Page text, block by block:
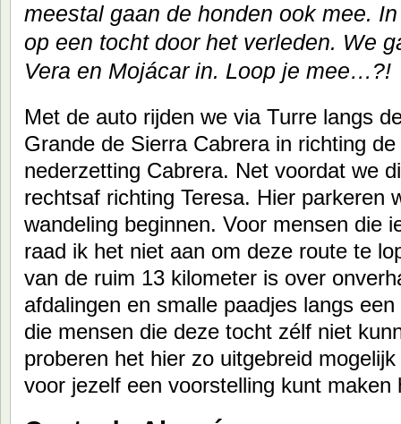
meestal gaan de honden ook mee.
op een tocht door het verleden. We
Vera en Mojácar in. Loop je mee…?!
Met de auto rijden we via Turre langs
Grande de Sierra Cabrera in richting
nederzetting Cabrera. Net voordat we
rechtsaf richting Teresa. Hier parkeren
wandeling beginnen. Voor mensen die
raad ik het niet aan om deze route te
van de ruim 13 kilometer is over
afdalingen en smalle paadjes langs
die mensen die deze tocht zélf niet
proberen het hier zo uitgebreid
voor jezelf een voorstelling kunt maken